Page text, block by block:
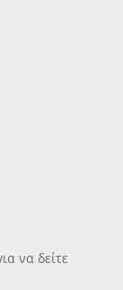
να δείτε